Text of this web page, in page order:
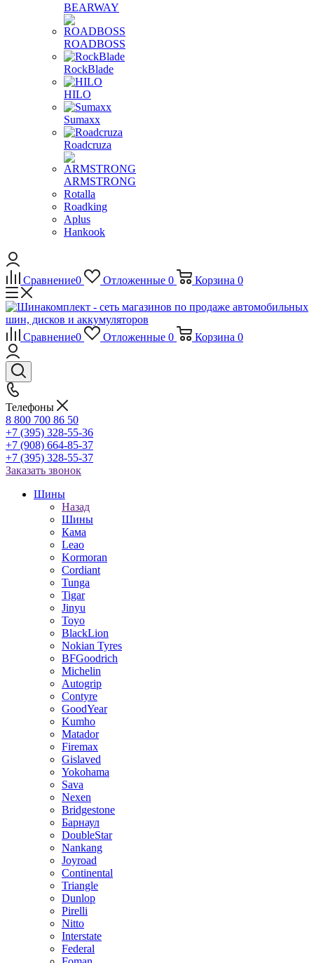
BEARWAY
ROADBOSS
RockBlade
HILO
Sumaxx
Roadcruza
ARMSTRONG
Rotalla
Roadking
Aplus
Hankook
Сравнение0 Отложенные 0 Корзина 0
Сравнение0 Отложенные 0 Корзина 0
Телефоны
8 800 700 86 50
+7 (395) 328-55-36
+7 (908) 664-85-37
+7 (395) 328-55-37
Заказать звонок
Шины
Назад
Шины
Кама
Leao
Kormoran
Cordiant
Tunga
Tigar
Jinyu
Toyo
BlackLion
Nokian Tyres
BFGoodrich
Michelin
Autogrip
Contyre
GoodYear
Kumho
Matador
Firemax
Gislaved
Yokohama
Sava
Nexen
Bridgestone
Барнаул
DoubleStar
Nankang
Joyroad
Continental
Triangle
Dunlop
Pirelli
Nitto
Interstate
Federal